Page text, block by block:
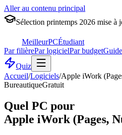
Aller au contenu principal
Sélection printemps 2026 mise à
MeilleurPCÉtudiant
Par filièrePar logicielPar budget
Quiz
Accueil/Logiciels/Apple iWork
BureautiqueGratuit
Quel PC pour
Apple iWork (Pages,